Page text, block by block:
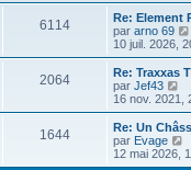
m
e
s
s
a
g
n
e
r
e
s
a
g
s
u
l
e
r
e
e
r
n
6114
Re: Element
par arno 69
10 juil. 2026,
2064
Re: Traxxas
par Jef43
n
s
u
l
t
16 nov. 2021,
1644
Re: Un
par Evage
o
n
12 mai 2026,